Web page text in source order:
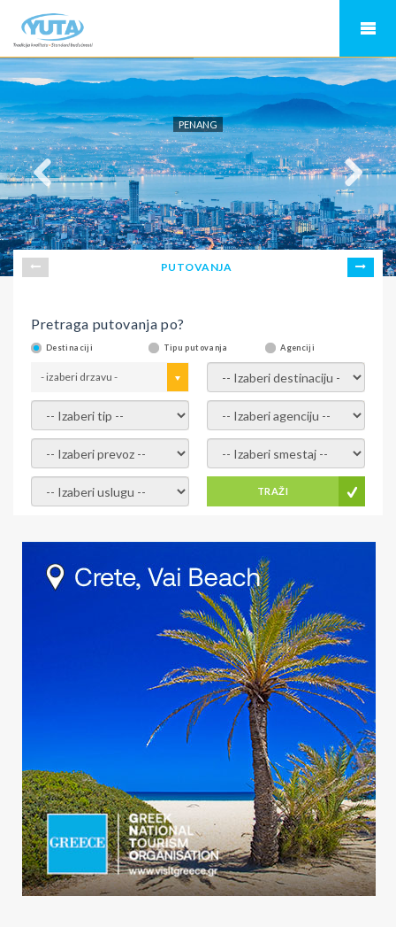
PENANG
PUTOVANJA
Pretraga putovanja po?
Destinaciji Tipu putovanja Agenciji
- izaberi drzavu - - izaberi destinaciju -
- izaberi tip - - izaberi agenciju -
- izaberi prevoz - - Izaberite smestaj -
- Izaberite uslugu - TRAŽI